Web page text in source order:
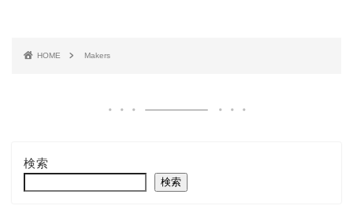
HOME Makers
検索
検索